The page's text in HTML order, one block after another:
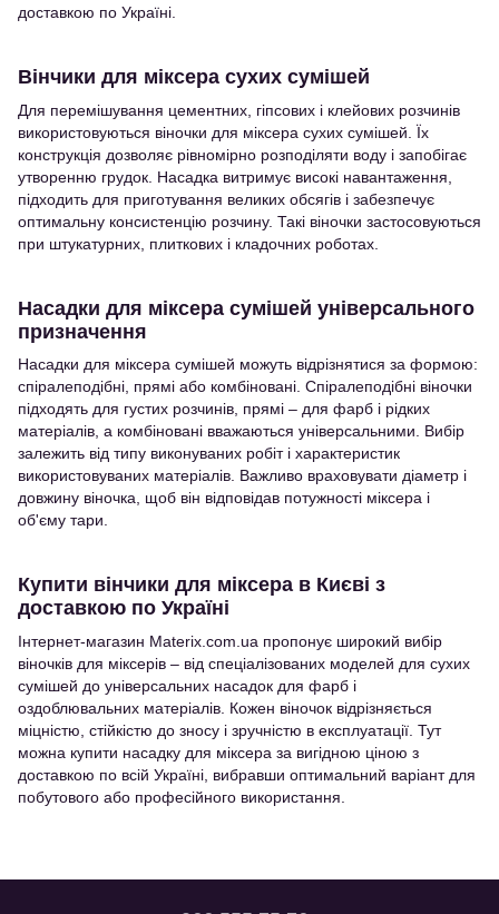
доставкою по Україні.
Вінчики для міксера сухих сумішей
Для перемішування цементних, гіпсових і клейових розчинів
використовуються віночки для міксера сухих сумішей. Їх
конструкція дозволяє рівномірно розподіляти воду і запобігає
утворенню грудок. Насадка витримує високі навантаження,
підходить для приготування великих обсягів і забезпечує
оптимальну консистенцію розчину. Такі віночки застосовуються
при штукатурних, плиткових і кладочних роботах.
Насадки для міксера сумішей універсального
призначення
Насадки для міксера сумішей можуть відрізнятися за формою:
спіралеподібні, прямі або комбіновані. Спіралеподібні віночки
підходять для густих розчинів, прямі – для фарб і рідких
матеріалів, а комбіновані вважаються універсальними. Вибір
залежить від типу виконуваних робіт і характеристик
використовуваних матеріалів. Важливо враховувати діаметр і
довжину віночка, щоб він відповідав потужності міксера і
об'єму тари.
Купити вінчики для міксера в Києві з
доставкою по Україні
Інтернет-магазин Materix.com.ua пропонує широкий вибір
віночків для міксерів – від спеціалізованих моделей для сухих
сумішей до універсальних насадок для фарб і
оздоблювальних матеріалів. Кожен віночок відрізняється
міцністю, стійкістю до зносу і зручністю в експлуатації. Тут
можна купити насадку для міксера за вигідною ціною з
доставкою по всій Україні, вибравши оптимальний варіант для
побутового або професійного використання.